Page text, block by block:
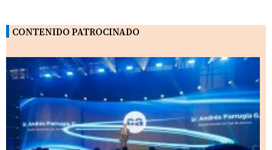
CONTENIDO PATROCINADO